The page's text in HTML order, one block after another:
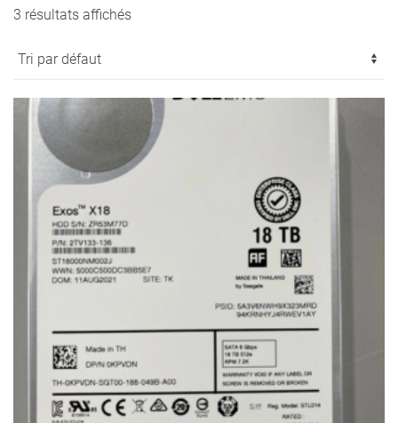
3 résultats affichés